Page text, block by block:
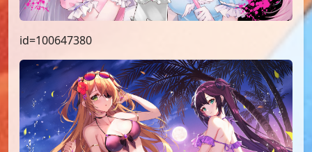
id=100647380